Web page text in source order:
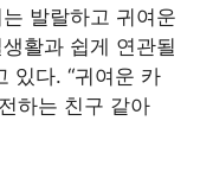
발랄하고 귀여운
활과 쉽게 연관될
있다. “귀여운 카
하는 친구 같아